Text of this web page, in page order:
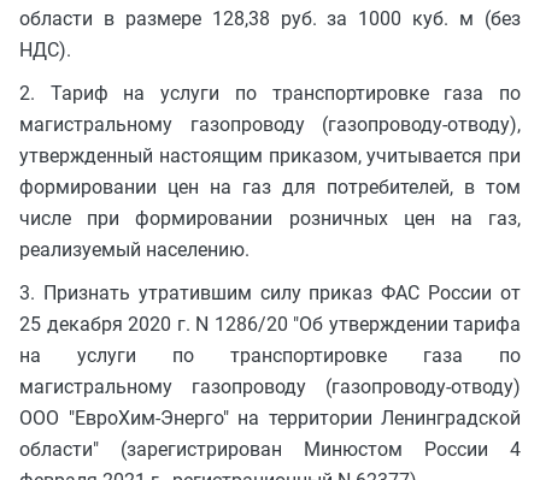
области в размере 128,38 руб. за 1000 куб. м (без
НДС).
2. Тариф на услуги по транспортировке газа по
магистральному газопроводу (газопроводу-отводу),
утвержденный настоящим приказом, учитывается при
формировании цен на газ для потребителей, в том
числе при формировании розничных цен на газ,
реализуемый населению.
3. Признать утратившим силу приказ ФАС России от
25 декабря 2020 г. N 1286/20 "Об утверждении тарифа
на услуги по транспортировке газа по
магистральному газопроводу (газопроводу-отводу)
ООО "ЕвроХим-Энерго" на территории Ленинградской
области" (зарегистрирован Минюстом России 4